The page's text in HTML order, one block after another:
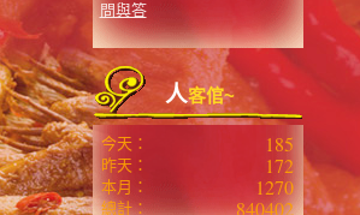
問與答
人客倌~
今天： 185
昨天： 172
本月： 1270
總計： 840402